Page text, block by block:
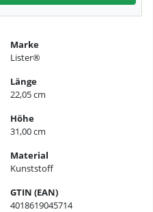
Marke
Lister®
Länge
22,05 cm
Höhe
31,00 cm
Material
Kunststoff
GTIN (EAN)
4018619045714